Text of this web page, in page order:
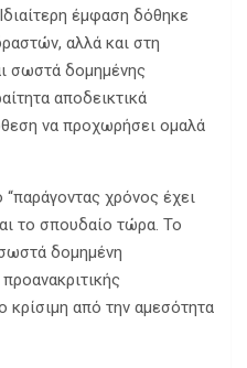
έμφαση δόθηκε
αλλά και στη
σωστά δομημένης
αποδεικτικά
να προχωρήσει ομαλά
χρόνος έχει
το σπουδαίο τώρα. Το
σωστά δομημένη
κρίσιμη από την αμεσότητα